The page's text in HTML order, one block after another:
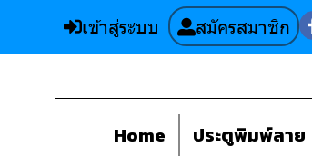
เข้าสู่ระบบ สมัครสมาชิก
Home ประตูพิมพ์ลาย